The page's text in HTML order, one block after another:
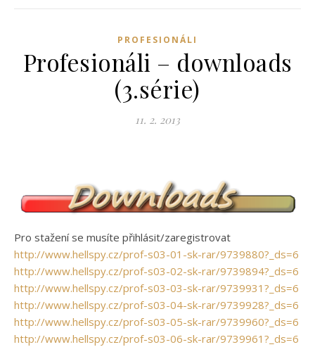
PROFESIONÁLI
Profesionáli – downloads
(3.série)
11. 2. 2013
Pro stažení se musíte přihlásit/zaregistrovat
http://www.hellspy.cz/prof-s03-01-sk-rar/9739880?_ds=6
http://www.hellspy.cz/prof-s03-02-sk-rar/9739894?_ds=6
http://www.hellspy.cz/prof-s03-03-sk-rar/9739931?_ds=6
http://www.hellspy.cz/prof-s03-04-sk-rar/9739928?_ds=6
http://www.hellspy.cz/prof-s03-05-sk-rar/9739960?_ds=6
http://www.hellspy.cz/prof-s03-06-sk-rar/9739961?_ds=6